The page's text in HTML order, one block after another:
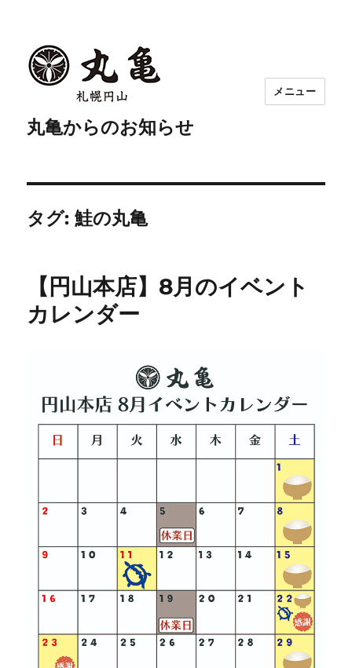
丸亀からのお知らせ
メニュー
タグ:鮭の丸亀
【円山本店】8月のイベント
カレンダー